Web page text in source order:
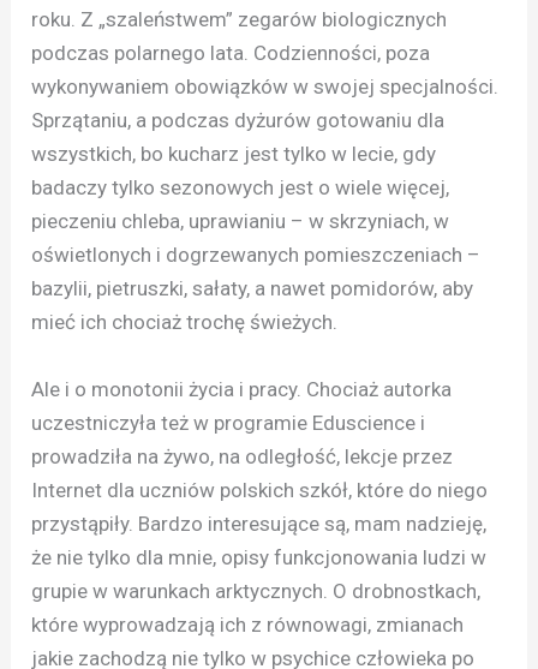
roku. Z „szaleństwem” zegarów biologicznych
podczas polarnego lata. Codzienności, poza
wykonywaniem obowiązków w swojej specjalności.
Sprzątaniu, a podczas dyżurów gotowaniu dla
wszystkich, bo kucharz jest tylko w lecie, gdy
badaczy tylko sezonowych jest o wiele więcej,
pieczeniu chleba, uprawianiu – w skrzyniach, w
oświetlonych i dogrzewanych pomieszczeniach –
bazylii, pietruszki, sałaty, a nawet pomidorów, aby
mieć ich chociaż trochę świeżych.
Ale i o monotonii życia i pracy. Chociaż autorka
uczestniczyła też w programie Eduscience i
prowadziła na żywo, na odległość, lekcje przez
Internet dla uczniów polskich szkół, które do niego
przystąpiły. Bardzo interesujące są, mam nadzieję,
że nie tylko dla mnie, opisy funkcjonowania ludzi w
grupie w warunkach arktycznych. O drobnostkach,
które wyprowadzają ich z równowagi, zmianach
jakie zachodzą nie tylko w psychice człowieka po